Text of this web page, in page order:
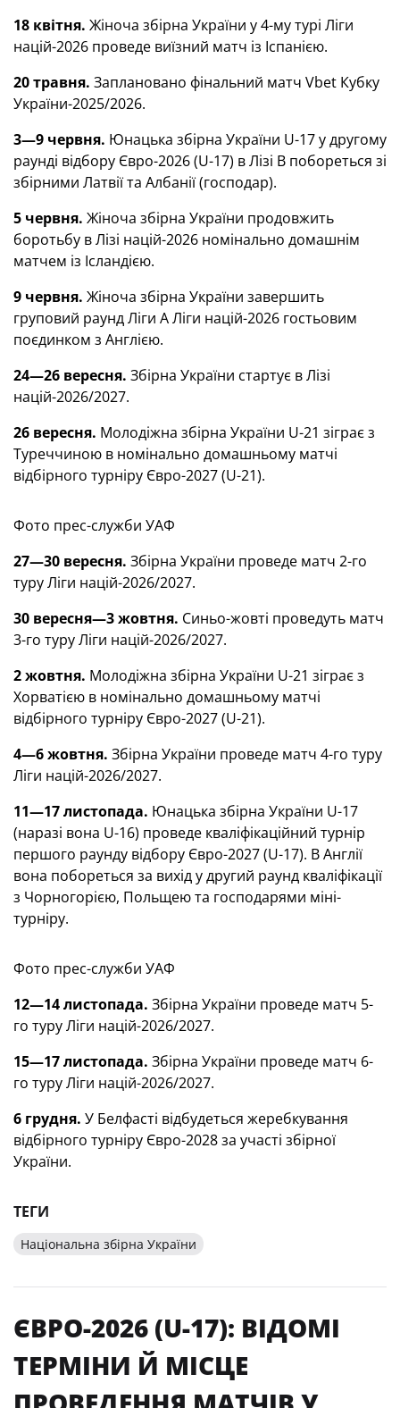
18 квітня. Жіноча збірна України у 4-му турі Ліги
націй-2026 проведе виїзний матч із Іспанією.
20 травня. Заплановано фінальний матч Vbet Кубку
України-2025/2026.
3—9 червня. Юнацька збірна України U-17 у другому
раунді відбору Євро-2026 (U-17) в Лізі В побореться зі
збірними Латвії та Албанії (господар).
5 червня. Жіноча збірна України продовжить
боротьбу в Лізі націй-2026 номінально домашнім
матчем із Ісландією.
9 червня. Жіноча збірна України завершить
груповий раунд Ліги А Ліги націй-2026 гостьовим
поєдинком з Англією.
24—26 вересня. Збірна України стартує в Лізі
націй-2026/2027.
26 вересня. Молодіжна збірна України U-21 зіграє з
Туреччиною в номінально домашньому матчі
відбірного турніру Євро-2027 (U-21).
Фото прес-служби УАФ
27—30 вересня. Збірна України проведе матч 2-го
туру Ліги націй-2026/2027.
30 вересня—3 жовтня. Синьо-жовті проведуть матч
3-го туру Ліги націй-2026/2027.
2 жовтня. Молодіжна збірна України U-21 зіграє з
Хорватією в номінально домашньому матчі
відбірного турніру Євро-2027 (U-21).
4—6 жовтня. Збірна України проведе матч 4-го туру
Ліги націй-2026/2027.
11—17 листопада. Юнацька збірна України U-17
(наразі вона U-16) проведе кваліфікаційний турнір
першого раунду відбору Євро-2027 (U-17). В Англії
вона побореться за вихід у другий раунд кваліфікації
з Чорногорією, Польщею та господарями міні-
турніру.
Фото прес-служби УАФ
12—14 листопада. Збірна України проведе матч 5-
го туру Ліги націй-2026/2027.
15—17 листопада. Збірна України проведе матч 6-
го туру Ліги націй-2026/2027.
6 грудня. У Белфасті відбудеться жеребкування
відбірного турніру Євро-2028 за участі збірної
України.
ТЕГИ
Національна збірна України
ЄВРО-2026 (U-17): ВІДОМІ
ТЕРМІНИ Й МІСЦЕ